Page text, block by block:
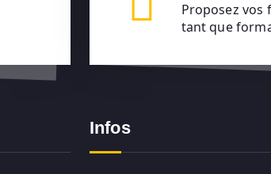
Proposez
tant que
Infos